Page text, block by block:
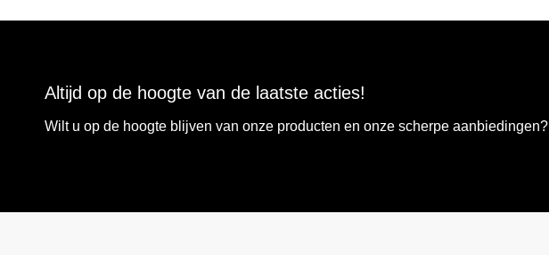
Altijd op de hoogte van de laatste acties!
Wilt u op de hoogte blijven van onze producten en onze scherpe aanbiedingen?